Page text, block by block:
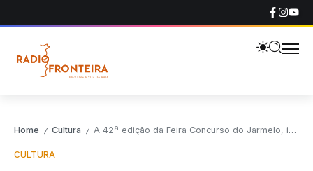
Home / Cultura / A 42ª edição da Feira Concurso do Jarmelo, inserida no Ciclo de Festivais de Cultura Popular da Guarda 2026, tem lugar nos dias 6 e 7 de junho.
CULTURA